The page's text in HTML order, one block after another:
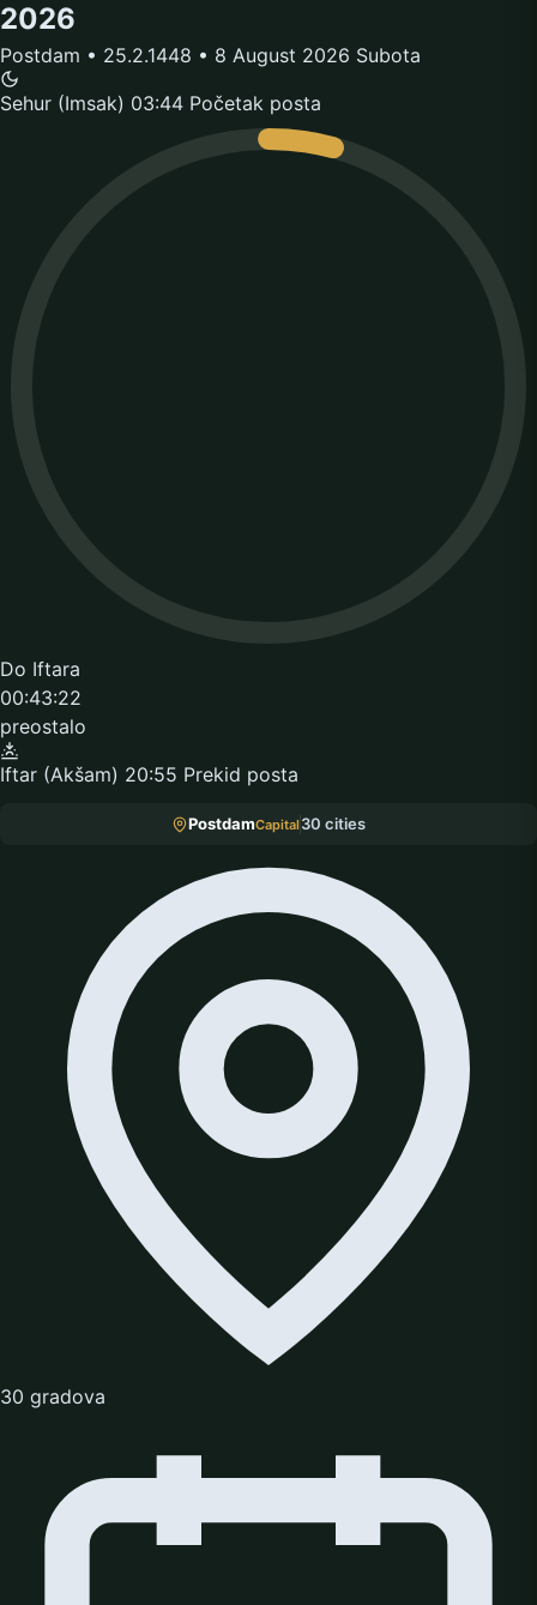
2026
Postdam • 25.2.1448 • 8 August 2026 Subota
Sehur (Imsak) 03:44 Početak posta
Do Iftara
00:43:22
preostalo
Iftar (Akšam) 20:55 Prekid posta
PostdamCapital30 cities
30 gradova